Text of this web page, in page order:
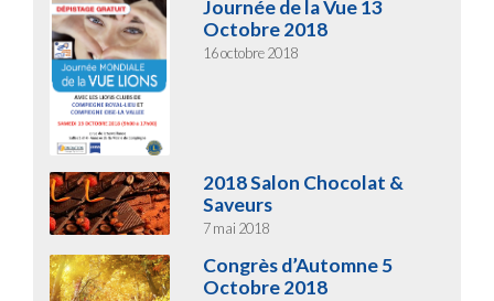
Journée de la Vue 13
Octobre 2018
16 octobre 2018
2018 Salon Chocolat &
Saveurs
7 mai 2018
Congrès d’Automne 5
Octobre 2018